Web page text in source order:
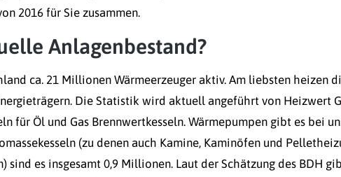
2016 für Sie zusammen.
Anlagenbestand?
ca. 21 Millionen Wärmeerzeuger aktiv. Am liebsten heizen
Die Statistik wird aktuell angeführt von Heizwert
für Öl und Gas Brennwertkesseln. Wärmepumpen gibt es bei
(zu denen auch Kamine, Kaminöfen und
sind es insgesamt 0,9 Millionen. Laut der Schätzung des BDH